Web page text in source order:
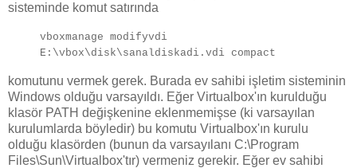
sisteminde komut satırında
vboxmanage modifyvdi
E:\vbox\disk\sanaldiskadi.vdi compact
komutunu vermek gerek. Burada ev sahibi işletim sisteminin
Windows olduğu varsayıldı. Eğer Virtualbox'ın kurulduğu
klasör PATH değişkenine eklenmemişse (ki varsayılan
kurulumlarda böyledir) bu komutu Virtualbox'ın kurulu
olduğu klasörden (bunun da varsayılanı C:\Program
Files\Sun\Virtualbox'tır) vermeniz gerekir. Eğer ev sahibi